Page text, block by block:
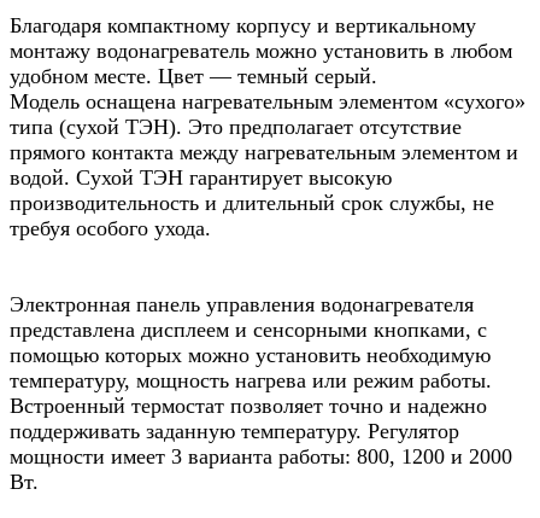
Благодаря компактному корпусу и вертикальному
монтажу водонагреватель можно установить в любом
удобном месте. Цвет — темный серый.
Модель оснащена нагревательным элементом «сухого»
типа (сухой ТЭН). Это предполагает отсутствие
прямого контакта между нагревательным элементом и
водой. Сухой ТЭН гарантирует высокую
производительность и длительный срок службы, не
требуя особого ухода.
Электронная панель управления водонагревателя
представлена дисплеем и сенсорными кнопками, с
помощью которых можно установить необходимую
температуру, мощность нагрева или режим работы.
Встроенный термостат позволяет точно и надежно
поддерживать заданную температуру. Регулятор
мощности имеет 3 варианта работы: 800, 1200 и 2000
Вт.